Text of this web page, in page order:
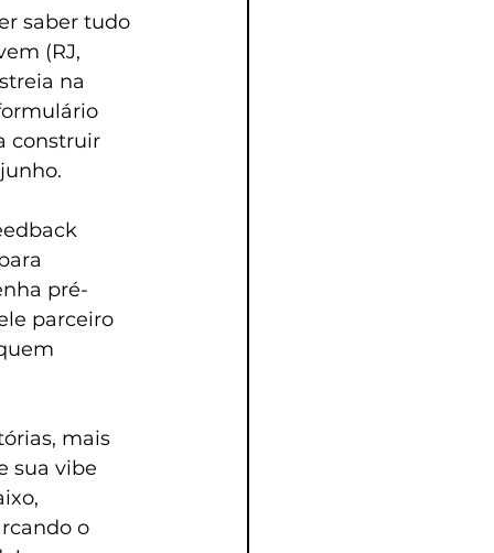
saber tudo
(RJ,
na
construir
pré-
parceiro
mais
sua vibe
o